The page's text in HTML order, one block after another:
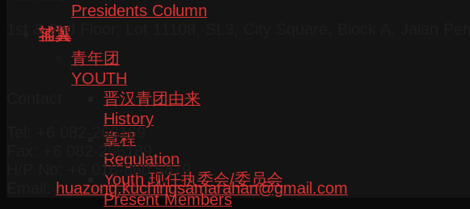
Presidents Column
辅翼
青年团
YOUTH
晋汉青团由来
History
章程
Regulation
Youth 现任执委会/委员会
Present Members
1st & 2nd Floor, Lot 11108, SL3, City Square, Block A, Jalan
Tel: +6 082-266169
Fax: +6 082-266189
H/P No: +6 016-860 5879
huazong.kuchingsamarahan@gmail.com